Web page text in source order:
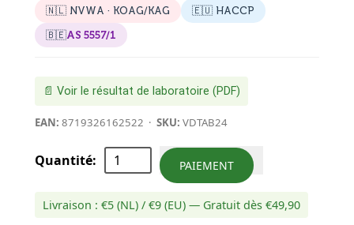
🇳🇱 NVWA · KOAG/KAG 🇪🇺 HACCP
🇧🇪AS 5557/1
📄 Voir le résultat de laboratoire (PDF)
EAN: 8719326162522 · SKU: VDTAB24
Quantité: PAIEMENT
Livraison : €5 (NL) / €9 (EU) — Gratuit dès €49,90